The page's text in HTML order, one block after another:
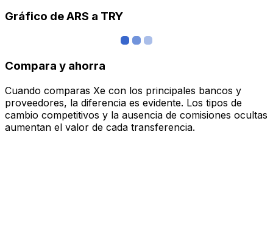
Gráfico de ARS a TRY
Compara y ahorra
Cuando comparas Xe con los principales bancos y
proveedores, la diferencia es evidente. Los tipos de
cambio competitivos y la ausencia de comisiones ocultas
aumentan el valor de cada transferencia.